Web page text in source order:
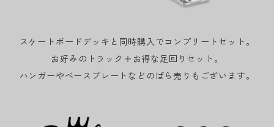
スケートボードデッキと同時購入でコンプリートセット。
お好みのトラック＋お得な足回りセット。
ハンガーやベースプレートなどのばら売りもございます。